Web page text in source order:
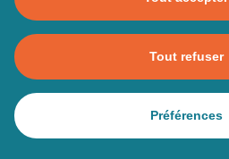
Plan du site
Tout refuser
Préférences